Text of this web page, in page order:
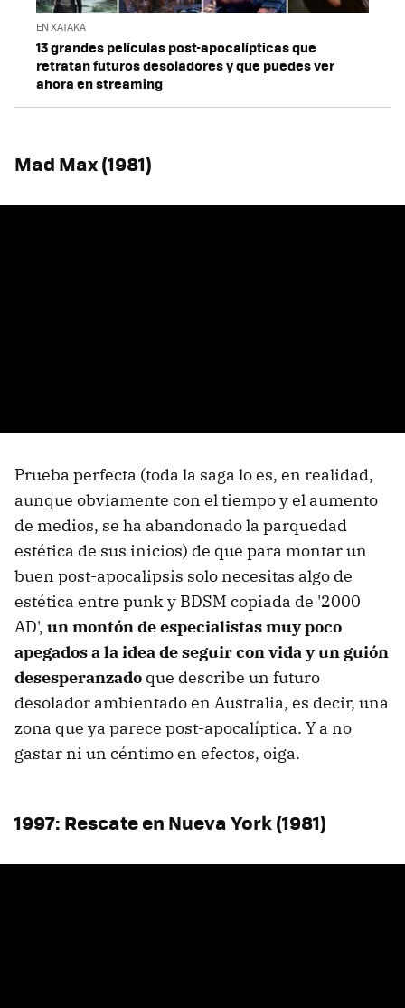
EN XATAKA
13 grandes películas post-apocalípticas que
retratan futuros desoladores y que puedes ver
ahora en streaming
Mad Max (1981)
Prueba perfecta (toda la saga lo es, en realidad,
aunque obviamente con el tiempo y el aumento
de medios, se ha abandonado la parquedad
estética de sus inicios) de que para montar un
buen post-apocalipsis solo necesitas algo de
estética entre punk y BDSM copiada de '2000
AD', un montón de especialistas muy poco
apegados a la idea de seguir con vida y un guión
desesperanzado que describe un futuro
desolador ambientado en Australia, es decir, una
zona que ya parece post-apocalíptica. Y a no
gastar ni un céntimo en efectos, oiga.
1997: Rescate en Nueva York (1981)